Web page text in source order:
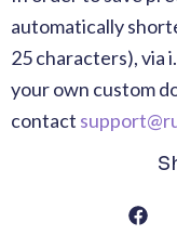
automatically
25 characters), via
your own custom
contact